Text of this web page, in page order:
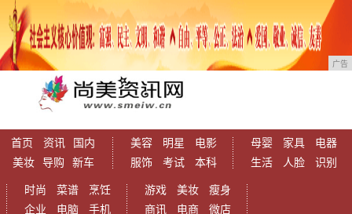
广告
首页 资讯
国内
美妆
导购 新车
美容 明星
电影
服饰
考试 本科
母婴 家具
电器
生活
人脸 识别
时尚 菜谱
烹饪
企业
电脑 手机
游戏 美妆
瘦身
商讯
电商 微店